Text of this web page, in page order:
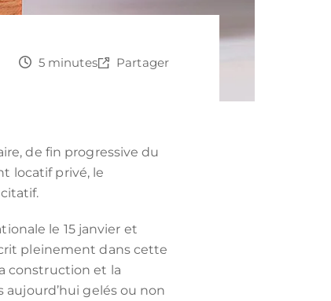
5 minutes Partager
de fin progressive du
locatif privé, le
le 15 janvier et
pleinement dans cette
construction et la
gelés ou non